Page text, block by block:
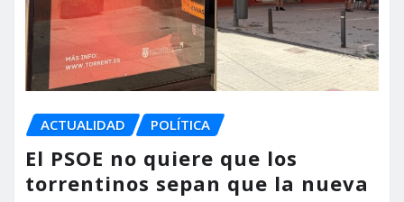
ACTUALIDAD POLÍTICA
El PSOE no quiere que los
torrentinos sepan que la nueva